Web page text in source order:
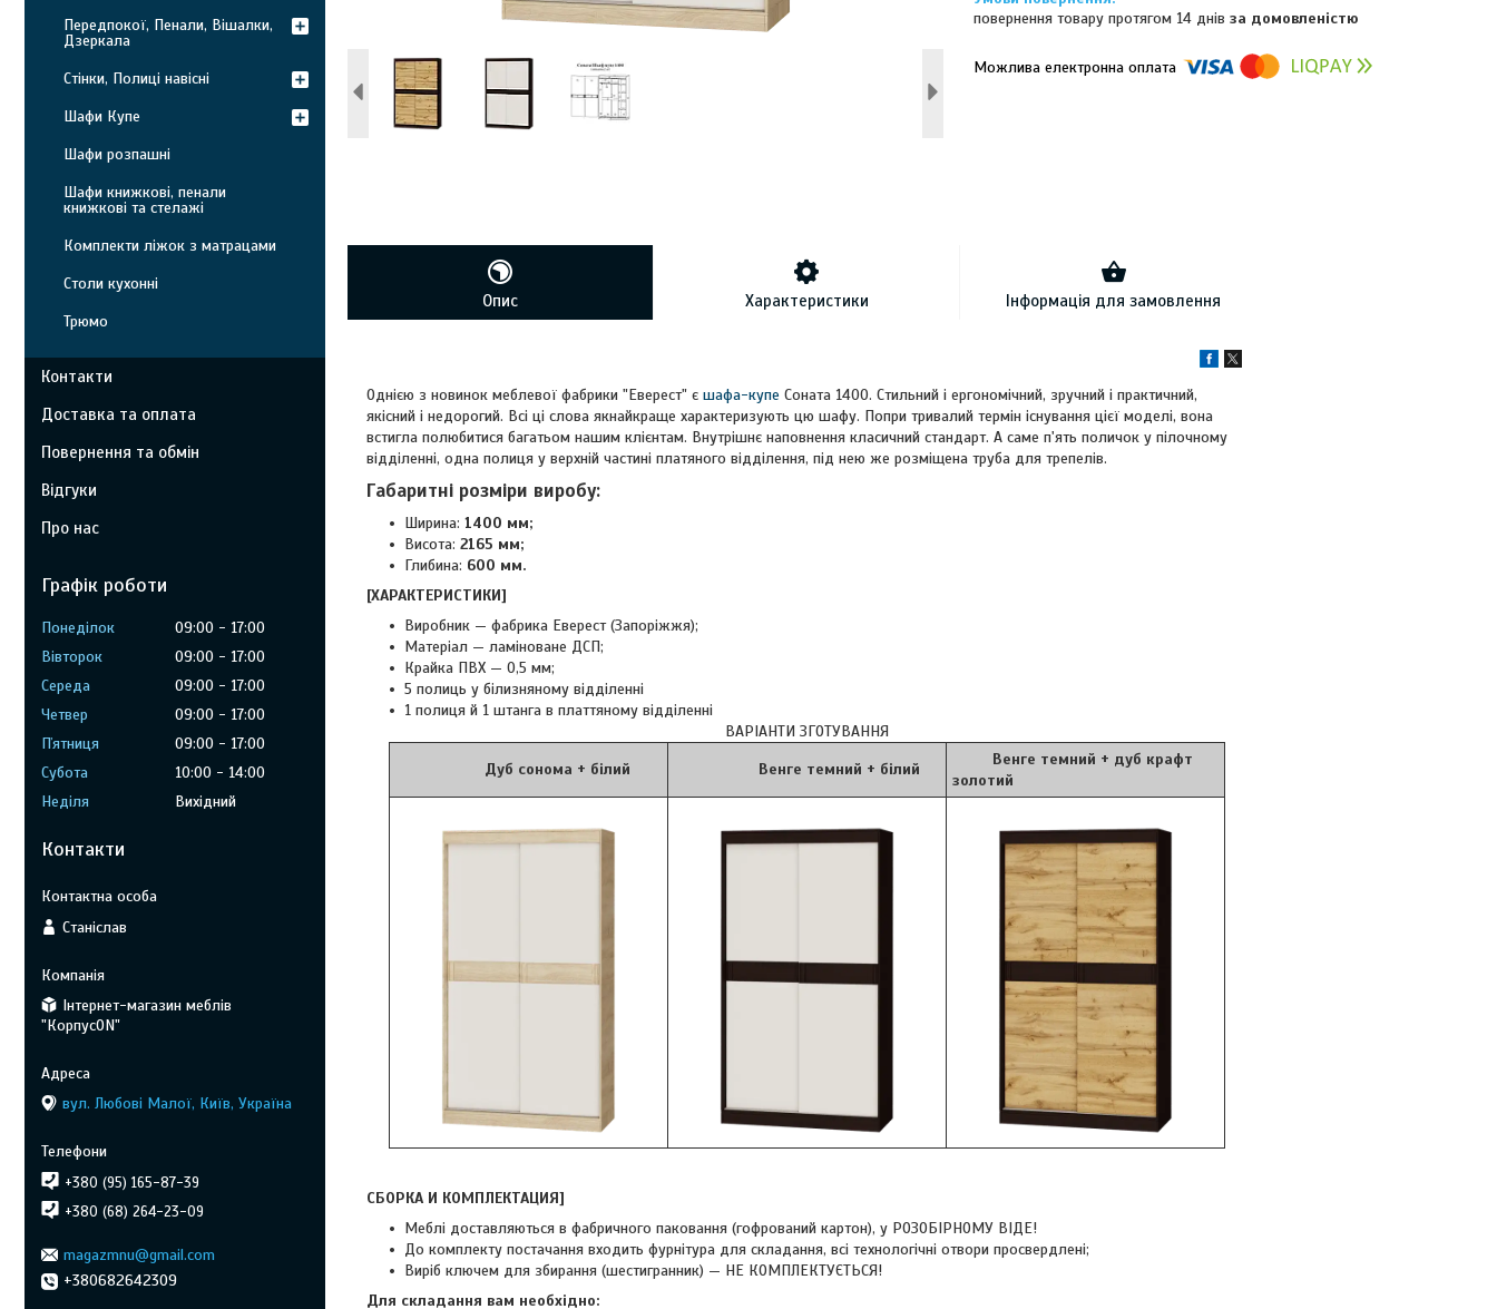
повернення товару протягом 14 днівза домовленістю
Опис Характеристики Інформація для замовлення
Однією з новинок меблевої фабрики "Еверест" є шафа-купе Соната 1400. Стильний і ергономічний, зручний і практичний,
якісний і недорогий. Всі ці слова якнайкраще характеризують цю шафу. Попри тривалий термін існування цієї моделі, вона
встигла полюбитися багатьом нашим клієнтам. Внутрішнє наповнення класичний стандарт. А саме п'ять поличок у пілочному
відділенні, одна полиця у верхній частині платяного відділення, під нею же розміщена труба для трепелів.
Габаритні розміри виробу:
Ширина: 1400 мм;
Висота: 2165 мм;
Глибина: 600 мм.
[ХАРАКТЕРИСТИКИ]
Виробник — фабрика Еверест (Запоріжжя);
Матеріал — ламіноване ДСП;
Крайка ПВХ — 0,5 мм;
5 полиць у білизняному відділенні
1 полиця й 1 штанга в платтяному відділенні
ВАРІАНТИ ЗГОТУВАННЯ
Дуб сонома + білий
Венге темний + білий
Венге темний + дуб крафт
золотий
СБОРКА И КОМПЛЕКТАЦИЯ]
Меблі доставляються в фабричного паковання (гофрований картон), у РОЗОБІРНОМУ ВІДЕ!
До комплекту постачання входить фурнітура для складання, всі технологічні отвори просвердлені;
Виріб ключем для збирання (шестигранник) — НЕ КОМПЛЕКТУЄТЬСЯ!
Для складання вам необхідно:
Передпокої, Пенали, Вішалки,
Дзеркала
Стінки, Полиці навісні
Шафи Купе
Шафи розпашні
Шафи книжкові, пенали
книжкові та стелажі
Комплекти ліжок з матрацами
Столи кухонні
Трюмо
Контакти
Доставка та оплата
Повернення та обмін
Відгуки
Про нас
Графік роботи
Понеділок 09:00
17:00
Вівторок
09:00
17:00
Середа
09:00
17:00
Четвер
09:00
17:00
Пʼятниця
09:00
17:00
Субота
10:00
14:00
Неділя
Вихідний
Контакти
Станіслав
Інтернет-магазин меблів
"КорпусON"
вул. Любові Малої, Київ, Україна
+380 (95) 165-87-39
+380 (68) 264-23-09
magazmnu@gmail.com
+380682642309